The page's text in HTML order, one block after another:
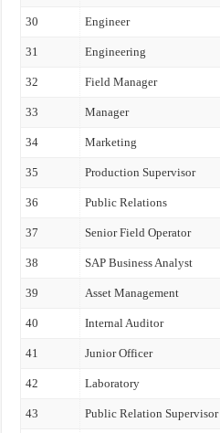
30 Engineer
31 Engineering
32 Field Manager
33 Manager
34 Marketing
35 Production Supervisor
36 Public Relations
37 Senior Field Operator
38 SAP Business Analyst
39 Asset Management
40 Internal Auditor
41 Junior Officer
42 Laboratory
43 Public Relation Supervisor